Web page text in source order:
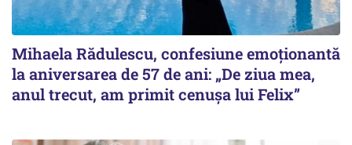
Mihaela Rădulescu, confesiune emoționantă
la aniversarea de 57 de ani: „De ziua mea,
anul trecut, am primit cenușa lui Felix”